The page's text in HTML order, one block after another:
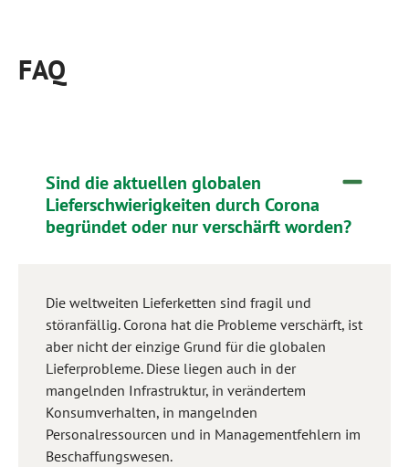
FAQ
Sind die aktuellen globalen
Lieferschwierigkeiten durch Corona
begründet oder nur verschärft worden?
Die weltweiten Lieferketten sind fragil und
störanfällig. Corona hat die Probleme verschärft, ist
aber nicht der einzige Grund für die globalen
Lieferprobleme. Diese liegen auch in der
mangelnden Infrastruktur, in verändertem
Konsumverhalten, in mangelnden
Personalressourcen und in Managementfehlern im
Beschaffungswesen.